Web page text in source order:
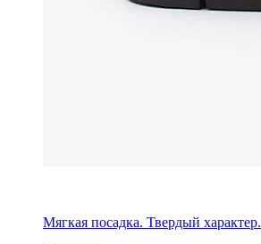
Мягкая посадка. Твердый характер.